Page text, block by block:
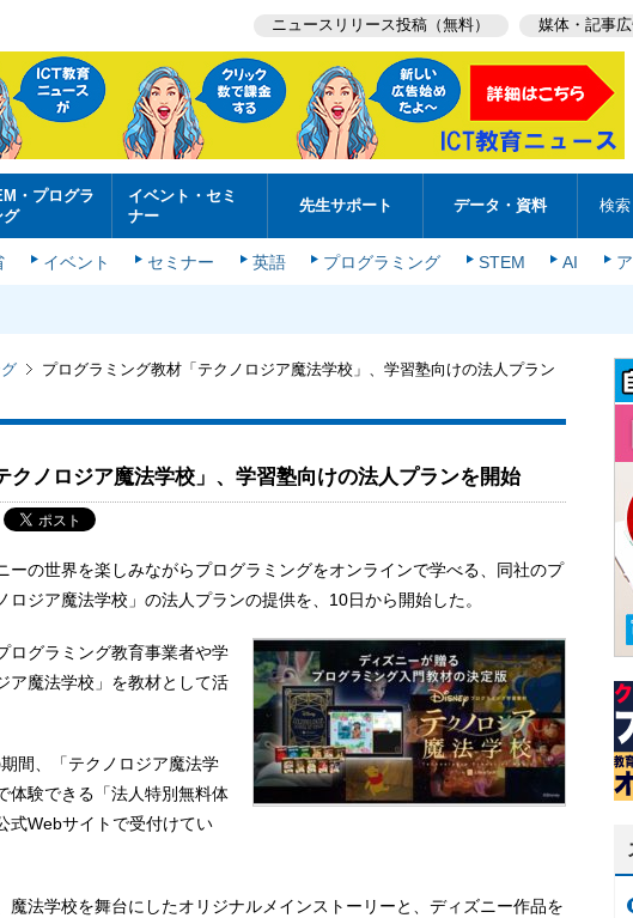
ニュースリリース投稿（無料） 媒体・記事
・プログラ
グ
イベント・セミ
ナー
先生サポート データ・資料 検索
イベント セミナー 英語 プログラミング STEM AI
プログラミング教材「テクノロジア魔法学校」、学習塾向けの法人プラン
クノロジア魔法学校」、学習塾向けの法人プランを開始
ーの世界を楽しみながらプログラミングをオンラインで学べる、同社のプ
ロジア魔法学校」の法人プランの提供を、10日から開始した。
ログラミング教育事業者や学
ア魔法学校」を教材として活
間、「テクノロジア魔法学
体験できる「法人特別無料体
式Webサイトで受付けてい
魔法学校を舞台にしたオリジナルメインストーリーと、ディズニー作品を